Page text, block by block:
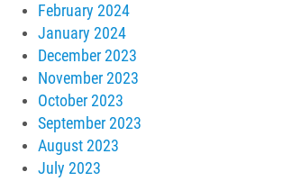
February 2024
January 2024
December 2023
November 2023
October 2023
September 2023
August 2023
July 2023